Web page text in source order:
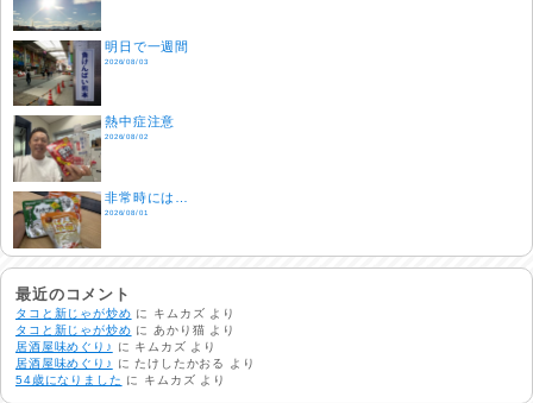
明日で一週間
2026/08/03
熱中症注意
2026/08/02
非常時には…
2026/08/01
生活支援情報
2026/07/31
24時間体制
2026/07/30
最近のコメント
タコと新じゃが炒め に キムカズ より
タコと新じゃが炒め に あかり猫 より
居酒屋味めぐり♪
に キムカズ より
居酒屋味めぐり♪
にたけしたかおる
より
54歳になりました に キムカズ より